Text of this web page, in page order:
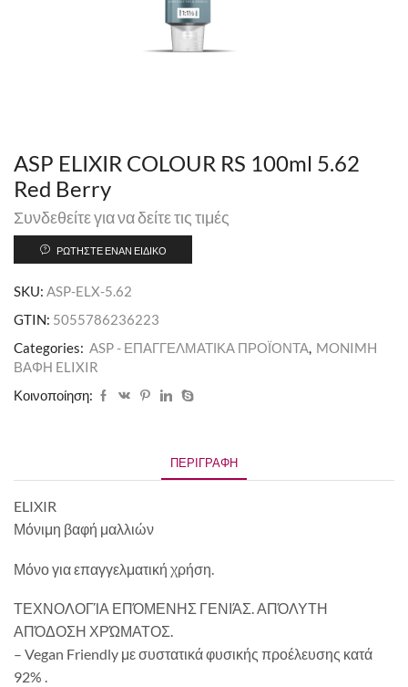
ASP ELIXIR COLOUR RS 100ml 5.62
Red Berry
Συνδεθείτε για να δείτε τις τιμές
ΡΩΤΉΣΤΕ ΈΝΑΝ ΕΙΔΙΚΌ
SKU: ASP-ELX-5.62
GTIN: 5055786236223
Categories: ASP - ΕΠΑΓΓΕΛΜΑΤΙΚΑ ΠΡΟΪΟΝΤΑ, MONIMH
ΒΑΦΗ ELIXIR
Κοινοποίηση:
ΠΕΡΙΓΡΑΦΉ
ELIXIR
Μόνιμη βαφή μαλλιών
Μόνο για επαγγελματική χρήση.
ΤΕΧΝΟΛΟΓΊΑ ΕΠΌΜΕΝΗΣ ΓΕΝΙΆΣ. ΑΠΌΛΥΤΗ
ΑΠΌΔΟΣΗ ΧΡΏΜΑΤΟΣ.
– Vegan Friendly με συστατικά φυσικής προέλευσης κατά
92% .